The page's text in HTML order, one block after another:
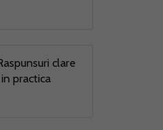
clare
practica